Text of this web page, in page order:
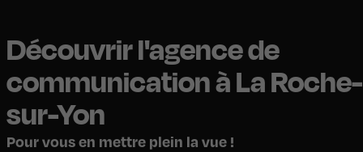
Découvrir l'agence de
communication à La Roche-
sur-Yon
Pour vous en mettre plein la vue !